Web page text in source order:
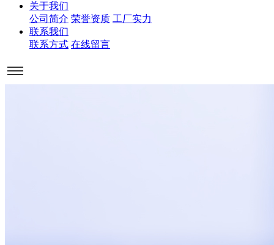
关于我们
公司简介 荣誉资质 工厂实力
联系我们
联系方式 在线留言